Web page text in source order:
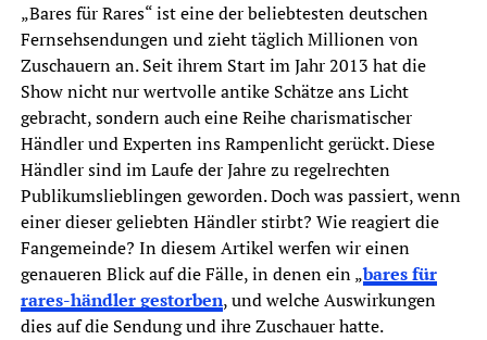
„Bares für Rares“ ist eine der beliebtesten deutschen
Fernsehsendungen und zieht täglich Millionen von
Zuschauern an. Seit ihrem Start im Jahr 2013 hat die
Show nicht nur wertvolle antike Schätze ans Licht
gebracht, sondern auch eine Reihe charismatischer
Händler und Experten ins Rampenlicht gerückt. Diese
Händler sind im Laufe der Jahre zu regelrechten
Publikumslieblingen geworden. Doch was passiert, wenn
einer dieser geliebten Händler stirbt? Wie reagiert die
Fangemeinde? In diesem Artikel werfen wir einen
genaueren Blick auf die Fälle, in denen ein „bares für
rares-händler gestorben, und welche Auswirkungen
dies auf die Sendung und ihre Zuschauer hatte.